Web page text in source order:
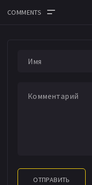
ОТПРАВИТЬ